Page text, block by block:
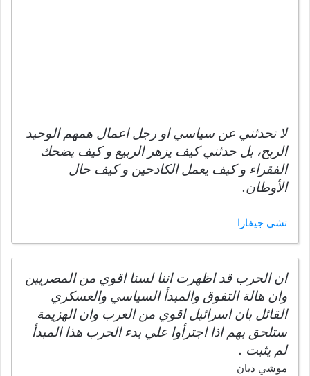
لا تحدثني عن سياسي او رجل اعمال همهم الوحيد
الربح، بل حدثني كيف يزهر الربيع و كيف يضحك
الفقراء و كيف يعمل الكادحين و كيف حال
الأوطان.
تشي جيفارا
ان الحرب قد اظهرت اننا لسنا اقوي من المصريين
وان هالة التفوق والمبدأ السياسي والعسكري
القائل بان اسرائيل اقوي من العرب وان الهزيمة
ستلحق بهم اذا اجترأوا علي بدء الحرب هذا المبدأ
لم يثبت .
موشي ديان